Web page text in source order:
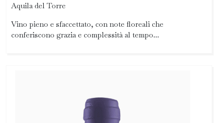
Aquila del Torre
Vino pieno e sfaccettato, con note floreali che
conferiscono grazia e complessità al tempo...